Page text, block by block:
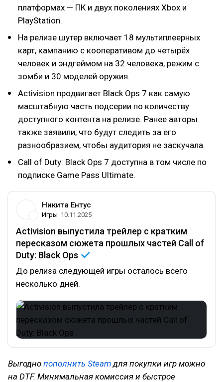
платформах — ПК и двух поколениях Xbox и
PlayStation.
На релизе шутер включает 18 мультиплеерных
карт, кампанию с кооперативом до четырёх
человек и эндгеймом на 32 человека, режим с
зомби и 30 моделей оружия.
Activision продвигает Black Ops 7 как самую
масштабную часть подсерии по количеству
доступного контента на релизе. Ранее авторы
также заявили, что будут следить за его
разнообразием, чтобы аудитория не заскучала.
Call of Duty: Black Ops 7 доступна в том числе по
подписке Game Pass Ultimate.
Никита Ентус
Игры 10.11.2025
Activision выпустила трейлер с кратким
пересказом сюжета прошлых частей Call of
Duty: Black Ops
До релиза следующей игры осталось всего
несколько дней.
Выгодно пополнить Steamдля покупки игр можно
на DTF. Минимальная комиссия и быстрое